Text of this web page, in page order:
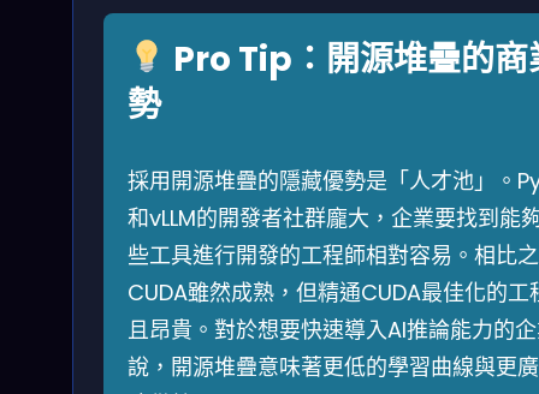
Pro Tip：開源堆疊的商
勢
採用開源堆疊的隱藏優勢是「人才池」。
和vLLM的開發者社群龐大，企業要找到能
些工具進行開發的工程師相對容易。相比
CUDA雖然成熟，但精通CUDA最佳化的工
且昂貴。對於想要快速導入AI推論能力的
說，開源堆疊意味著更低的學習曲線與更